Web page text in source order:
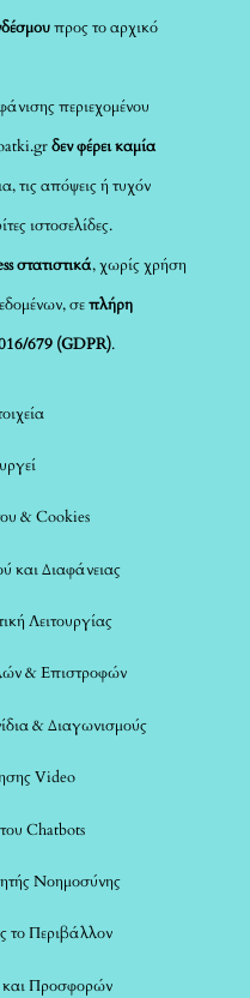
προς το αρχικό
περιεχομένου
δεν φέρει καμία
τις απόψεις ή τυχόν
ιστοσελίδες.
στατιστικά, χωρίς χρήση
σεπλήρη
679 (GDPR).
& Cookies
και Διαφάνειας
Λειτουργίας
& Επιστροφών
& Διαγωνισμούς
Video
Chatbots
Νοημοσύνης
το Περιβάλλον
Προσφορών